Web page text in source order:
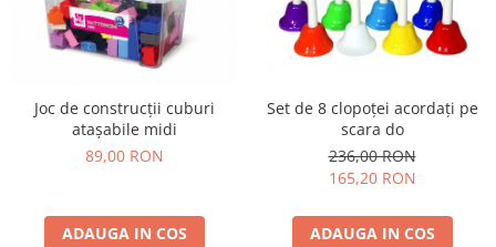
Amenajări camere senzoriale
Echipamente camere senzoriale
Creativitate si indemanare
Cuburi și cărămizi
Puzzle
Joc de construcții cuburi
atașabile midi
89,00 RON
ADAUGA IN COS
Set de 8 clopoței acordați pe
scara do
236,00 RON
165,20 RON
ADAUGA IN COS